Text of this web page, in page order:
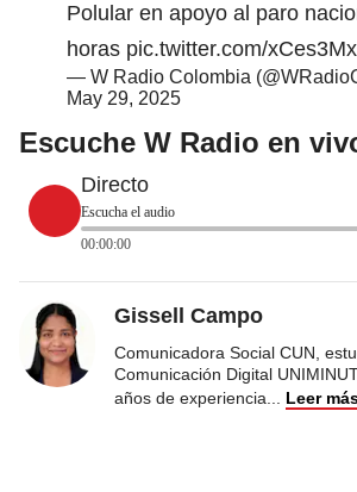
Polular en apoyo al paro
horas pic.twitter.com/
— W Radio Colombia
May 29, 2025
Escuche W Radio en
Directo
Escucha el audio
00:00:00
Gissell Campo
Comunicadora Social CUN,
Comunicación Digital
años de experiencia... Leer